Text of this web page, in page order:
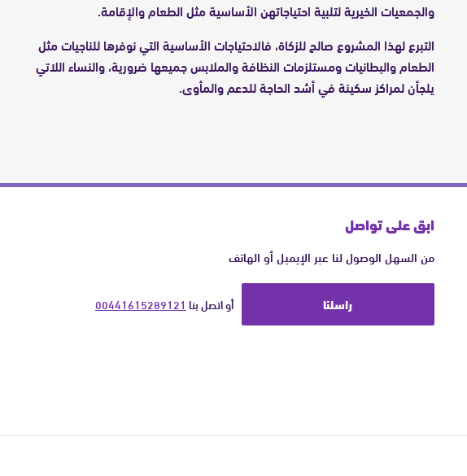
والجمعيات الخيرية لتلبية احتياجاتهن الأساسية مثل الطعام والإقامة.
التبرع لهذا المشروع صالح للزكاة، فالاحتياجات الأساسية التي نوفرها للناجيات مثل
الطعام والبطانيات ومستلزمات النظافة والملابس جميعها ضرورية، والنساء اللاتي
يلجأن لمراكز سكينة في أشد الحاجة للدعم والمأوى.
ابق على تواصل
من السهل الوصول لنا عبر الإيميل أو الهاتف
راسلنا أو اتصل بنا 00441615289121